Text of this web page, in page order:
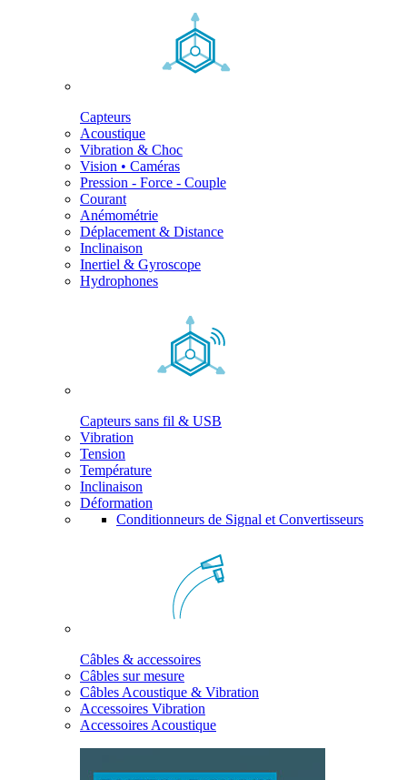
Capteurs
Acoustique
Vibration & Choc
Vision • Caméras
Pression - Force - Couple
Courant
Anémométrie
Déplacement & Distance
Inclinaison
Inertiel & Gyroscope
Hydrophones
Capteurs sans fil & USB
Vibration
Tension
Température
Inclinaison
Déformation
Conditionneurs de Signal et Convertisseurs
Câbles & accessoires
Câbles sur mesure
Câbles Acoustique & Vibration
Accessoires Vibration
Accessoires Acoustique